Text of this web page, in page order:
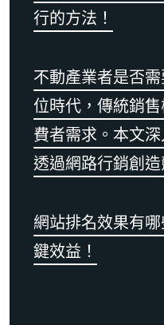
行的方法！
不動產業者是否
位時代，傳統銷
費者需求。本文
透過網路行銷創造
網站排名效果有
鍵效益！